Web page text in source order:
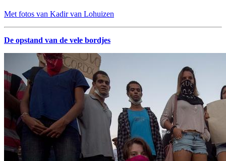
Met fotos van Kadir van Lohuizen
De opstand van de vele bordjes